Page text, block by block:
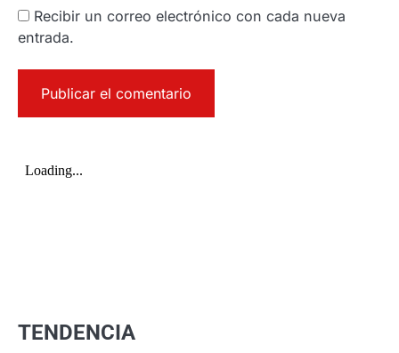
Recibir un correo electrónico con cada nueva
entrada.
TENDENCIA